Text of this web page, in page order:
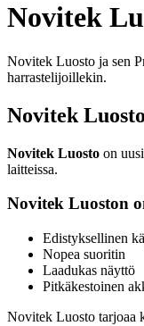
Novitek
Novitek Luosto ja sen
harrastelijoillekin.
Novitek
Novitek Luosto on
laitteissa.
Novitek Luoston
Edistyksellinen
Nopea suoritin
Laadukas näyttö
Pitkäkestoinen
Novitek Luosto tarjoaa